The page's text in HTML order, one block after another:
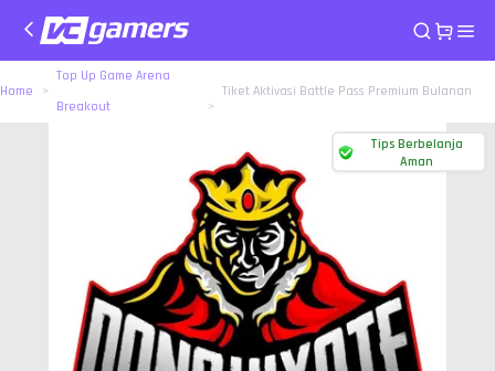
Home
Top Up Game Arena
Breakout
Tiket Aktivasi Battle Pass Premium Bulanan
Tips Berbelanja
Aman